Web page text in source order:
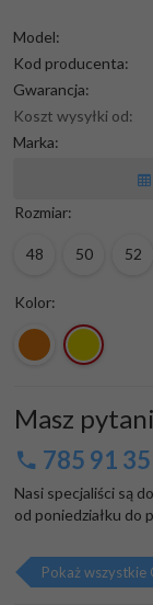
Model:
Kod producenta:
Gwarancja:
Koszt wysyłki od:
Marka:
Rozmiar:
48 50 52
Kolor:
Masz
785 91
Nasi specjaliści są
od poniedziałku do
Pokaż wszystkie